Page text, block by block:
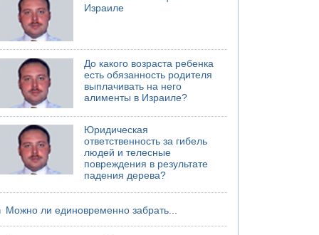
Израиле
До какого возраста ребенка
есть обязанность родителя
выплачивать на него
алименты в Израиле?
Юридическая
ответственность за гибель
людей и телесные
повреждения в результате
падения дерева?
Можно ли единовременно забрать...